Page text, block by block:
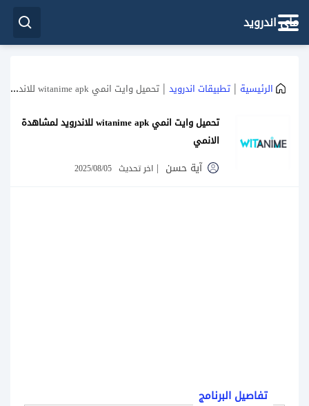
ماي اندرويد
الرئيسية | تطبيقات اندرويد | تحميل وايت انمي witanime apk للاندرويد لمشاهدة الانمي
تحميل وايت انمي witanime apk للاندرويد لمشاهدة
الانمي
آية حسن | اخر تحديث 2025/08/05
تفاصيل البرنامج